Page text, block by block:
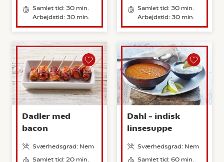
Samlet tid: 30 min.
Arbejdstid: 30 min.
Samlet tid: 30 min.
Arbejdstid: 30 min.
Dadler med
bacon
Sværhedsgrad: Nem
Samlet tid: 20 min.
Dahl – indisk
linsesuppe
Sværhedsgrad: Nem
Samlet tid: 60 min.